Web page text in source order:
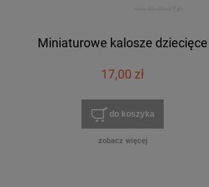
Miniaturowe kalosze dziecięce
17,00 zł
do koszyka
zobacz więcej